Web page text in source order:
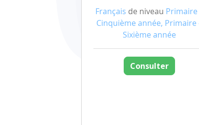
Français de niveau Primaire
Cinquième année, Primaire
Sixième année
Consulter